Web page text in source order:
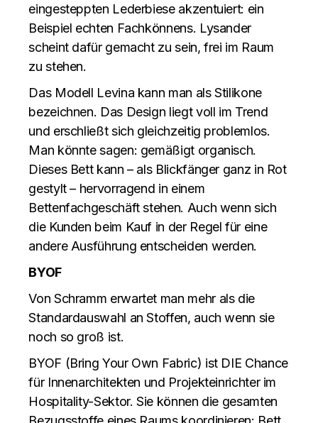
eingesteppten Lederbiese akzentuiert: ein
Beispiel echten Fachkönnens. Lysander
scheint dafür gemacht zu sein, frei im Raum
zu stehen.
Das Modell Levina kann man als Stilikone
bezeichnen. Das Design liegt voll im Trend
und erschließt sich gleichzeitig problemlos.
Man könnte sagen: gemäßigt organisch.
Dieses Bett kann – als Blickfänger ganz in Rot
gestylt – hervorragend in einem
Bettenfachgeschäft stehen. Auch wenn sich
die Kunden beim Kauf in der Regel für eine
andere Ausführung entscheiden werden.
BYOF
Von Schramm erwartet man mehr als die
Standardauswahl an Stoffen, auch wenn sie
noch so groß ist.
BYOF (Bring Your Own Fabric) ist DIE Chance
für Innenarchitekten und Projekteinrichter im
Hospitality-Sektor. Sie können die gesamten